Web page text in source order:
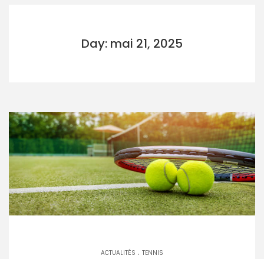
Day: mai 21, 2025
ACTUALITÉS . TENNIS